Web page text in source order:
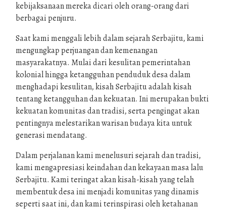
kebijaksanaan mereka dicari oleh orang-orang dari
berbagai penjuru.
Saat kami menggali lebih dalam sejarah Serbajitu, kami
mengungkap perjuangan dan kemenangan
masyarakatnya. Mulai dari kesulitan pemerintahan
kolonial hingga ketangguhan penduduk desa dalam
menghadapi kesulitan, kisah Serbajitu adalah kisah
tentang ketangguhan dan kekuatan. Ini merupakan bukti
kekuatan komunitas dan tradisi, serta pengingat akan
pentingnya melestarikan warisan budaya kita untuk
generasi mendatang.
Dalam perjalanan kami menelusuri sejarah dan tradisi,
kami mengapresiasi keindahan dan kekayaan masa lalu
Serbajitu. Kami teringat akan kisah-kisah yang telah
membentuk desa ini menjadi komunitas yang dinamis
seperti saat ini, dan kami terinspirasi oleh ketahanan